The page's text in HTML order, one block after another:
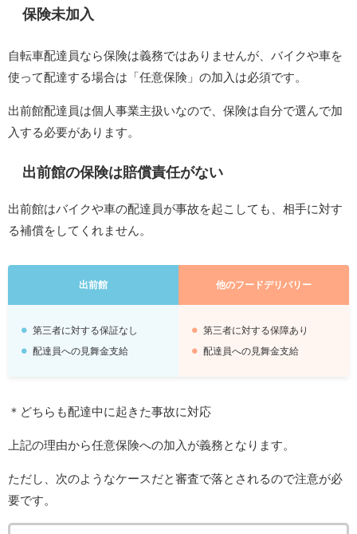
保険未加入
自転車配達員なら保険は義務ではありませんが、バイクや車を
使って配達する場合は「任意保険」の加入は必須です。
出前館配達員は個人事業主扱いなので、保険は自分で選んで加
入する必要があります。
出前館の保険は賠償責任がない
出前館はバイクや車の配達員が事故を起こしても、相手に対す
る補償をしてくれません。
出前館 他のフードデリバリー
第三者に対する保証なし
配達員への見舞金支給
第三者に対する保障あり
配達員への見舞金支給
＊どちらも配達中に起きた事故に対応
上記の理由から任意保険への加入が義務となります。
ただし、次のようなケースだと審査で落とされるので注意が必
要です。